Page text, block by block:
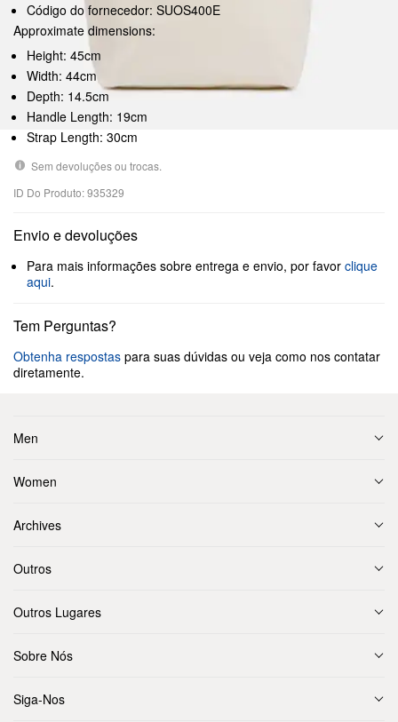
Código do fornecedor: SUOS400E
Approximate dimensions:
Height: 45cm
Width: 44cm
Depth: 14.5cm
Handle Length: 19cm
Strap Length: 30cm
Sem devoluções ou trocas.
ID Do Produto: 935329
Envio e devoluções
Para mais informações sobre entrega e envio, por favor clique
aqui.
Tem Perguntas?
Obtenha respostas para suas dúvidas ou veja como nos contatar
diretamente.
Men
Women
Archives
Outros
Outros Lugares
Sobre Nós
Siga-Nos